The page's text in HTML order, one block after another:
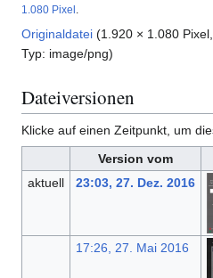
1.080 Pixel
Originaldatei (1.920 × 1.080
Typ: image/png)
Dateiversionen
Klicke auf einen Zeitpunkt, um
Version vom
aktuell
23:03, 27. Dez. 2016
17:26, 27. Mai 2016